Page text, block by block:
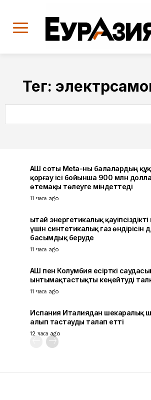
Тег:
АҚШ соты Meta-ны балалардың
қорғау ісі бойынша 900 млн
өтемақы төлеуге міндеттеді
11 часа ago
Қытай энергетикалық
үшін синтетикалық газ өндірісін
басымдық беруде
11 часа ago
АҚШ пен Колумбия есірткі
ынтымақтастықты кеңейтуді
11 часа ago
Испания Италиядан шекаралық
алып тастауды талап етті
12 часа ago